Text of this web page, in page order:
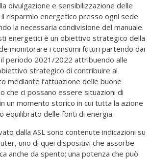
divulgazione e sensibilizzazione delle
risparmio energetico presso ogni sede
la necessaria condivisione del manuale.
energetici è un obiettivo strategico della
monitorare i consumi futuri partendo dai
periodo 2021/2022 attribuendo alle
strategico di contribuire al
mediante l’attuazione delle buone
che ci possano essere situazioni di
un momento storico in cui tutta la azione
equilibrato delle fonti di energia.
dalla ASL sono contenute indicazioni su
uno di quei dispositivi che assorbe
anche da spento; una potenza che può